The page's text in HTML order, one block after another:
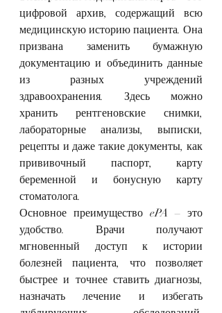
цифровой архив, содержащий всю
медицинскую историю пациента. Она
призвана заменить бумажную
документацию и объединить данные
из разных учреждений
здравоохранения. Здесь можно
хранить рентгеновские снимки,
лабораторные анализы, выписки,
рецепты и даже такие документы, как
прививочный паспорт, карту
беременной и бонусную карту
стоматолога.
Основное преимущество ePA – это
удобство. Врачи получают
мгновенный доступ к истории
болезней пациента, что позволяет
быстрее и точнее ставить диагнозы,
назначать лечение и избегать